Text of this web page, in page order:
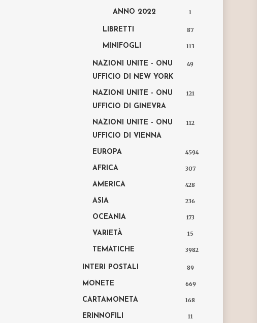
ANNO 2022 1
LIBRETTI 87
MINIFOGLI 113
NAZIONI UNITE - ONU
UFFICIO DI NEW YORK
49
NAZIONI UNITE - ONU
UFFICIO DI GINEVRA
121
NAZIONI UNITE - ONU
UFFICIO DI VIENNA
112
EUROPA 4594
AFRICA 307
AMERICA 428
ASIA 236
OCEANIA 173
VARIETÀ 15
TEMATICHE 3982
INTERI POSTALI 89
MONETE 669
CARTAMONETA 168
ERINNOFILI 11